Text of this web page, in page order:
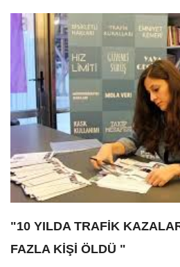
"10 YILDA TRAFİK
FAZLA KİŞİ ÖLDÜ "